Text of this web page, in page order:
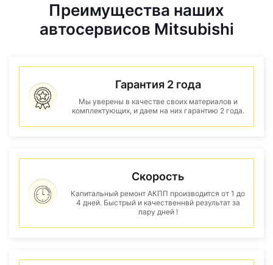
Преимущества наших
автосервисов Mitsubishi
Гарантия 2 года
Мы уверены в качестве своих материалов и
комплектующих, и даем на них гарантию 2 года.
Скорость
Капитальный ремонт АКПП производится от 1 до
4 дней. Быстрый и качественнвй результат за
пару дней !